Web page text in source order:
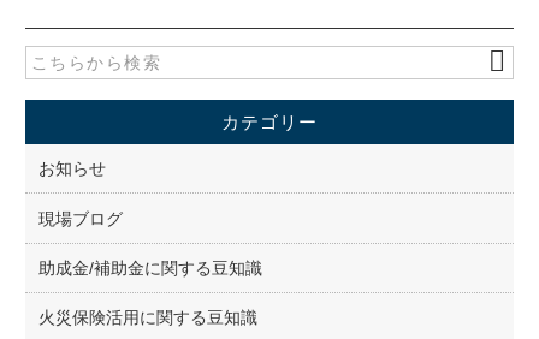
e
b
o
o
k
er
カテゴリー
お知らせ
現場ブログ
助成金/補助金に関する豆知識
火災保険活用に関する豆知識